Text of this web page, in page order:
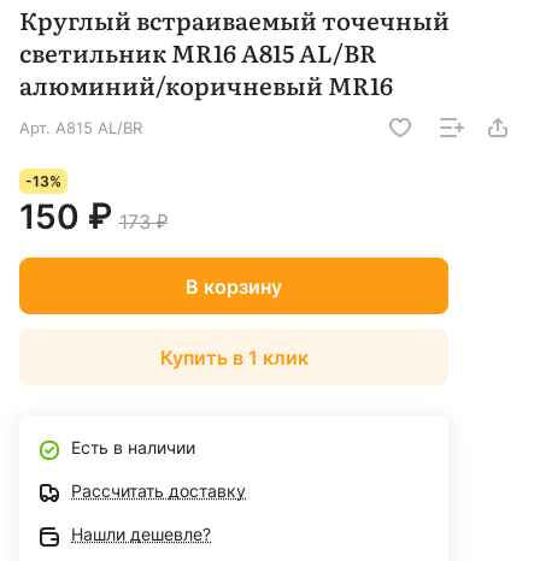
Круглый встраиваемый точечный
светильник MR16 A815 AL/BR
алюминий/коричневый MR16
Арт. A815 AL/BR
-13%
150 ₽ 173 ₽
В корзину
Купить в 1 клик
Есть в наличии
Рассчитать доставку
Нашли дешевле?